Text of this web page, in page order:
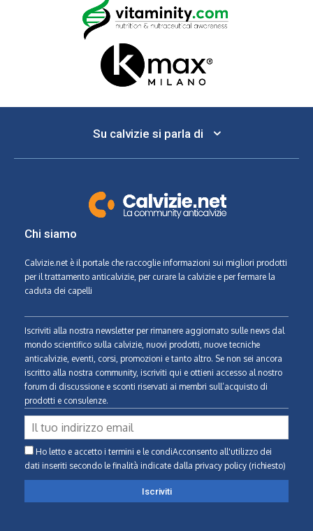
Su calvizie si parla di
Chi siamo
Calvizie.net è il portale che raccoglie informazioni sui migliori prodotti
per il trattamento anticalvizie, per curare la calvizie e per fermare la
caduta dei capelli
Iscriviti alla nostra newsletter per rimanere aggiornato sulle news dal
mondo scientifico sulla calvizie, nuovi prodotti, nuove tecniche
anticalvizie, eventi, corsi, promozioni e tanto altro. Se non sei ancora
iscritto alla nostra community, iscriviti qui e ottieni accesso al nostro
forum di discussione e sconti riservati ai membri sull’acquisto di
prodotti e consulenze.
Ho letto e accetto i termini e le condiAcconsento all'utilizzo dei
dati inseriti secondo le finalità indicate dalla privacy policy (richiesto)